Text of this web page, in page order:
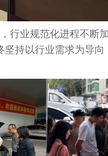
行业规范化进程不断
持以行业需求为导